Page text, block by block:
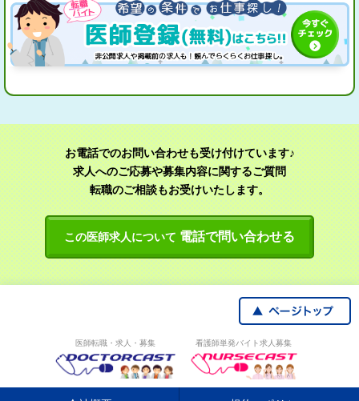
お電話でのお問い合わせも受け付けています♪
求人へのご応募や募集内容に関するご質問
転職のご相談もお受けいたします。
この医師求人について 電話で問い合わせる
医師転職・求人・募集 看護師単発バイト求人募集